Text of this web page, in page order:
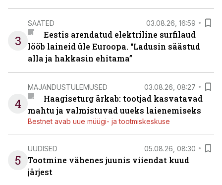
3
SAATED 03.08.26, 16:59
Eestis arendatud elektriline surfilaud
lööb laineid üle Euroopa. “Ladusin säästud
alla ja hakkasin ehitama”
4
MAJANDUSTULEMUSED 03.08.26, 08:27
Haagiseturg ärkab: tootjad kasvatavad
mahtu ja valmistuvad uueks laienemiseks
Bestnet avab uue müügi- ja tootmiskeskuse
5
UUDISED 05.08.26, 08:30
Tootmine vähenes juunis viiendat kuud
järjest